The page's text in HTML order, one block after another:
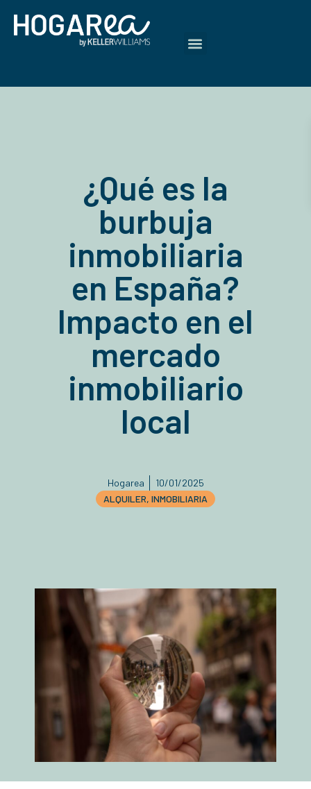
¿Qué es la
burbuja
inmobiliaria
en España?
Impacto en el
mercado
inmobiliario
local
Hogarea
10/01/2025
ALQUILER, INMOBILIARIA